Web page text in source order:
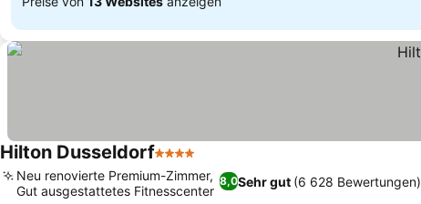
Hilton Dusseldorf4 Sterne
8,0Sehr gut (6 628 Bewertungen)
Neu renovierte Premium-Zimmer,
Gut ausgestattetes Fitnesscenter